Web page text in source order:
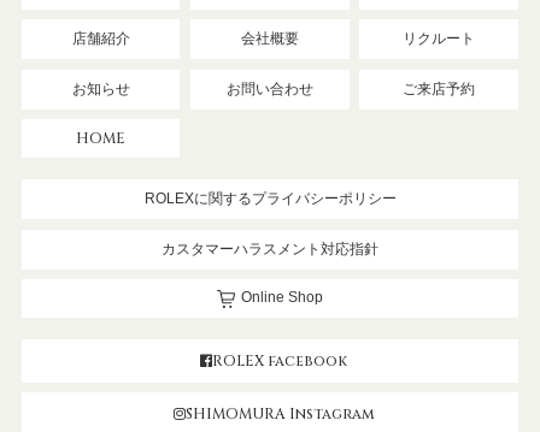
店舗紹介 会社概要 リクルート
お知らせ お問い合わせ ご来店予約
HOME
ROLEXに関するプライバシーポリシー
カスタマーハラスメント対応指針
Online Shop
ROLEX facebook
SHIMOMURA Instagram